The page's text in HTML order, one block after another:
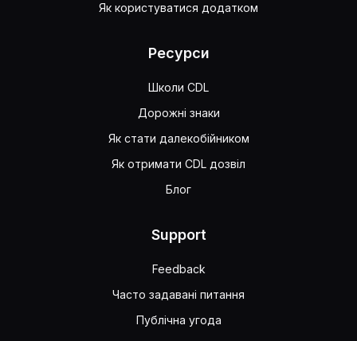
Як користуватися додатком
Ресурси
Школи CDL
Дорожні знаки
Як стати далекобійником
Як отримати CDL дозвіл
Блог
Support
Feedback
Часто задавані питання
Публічна угода